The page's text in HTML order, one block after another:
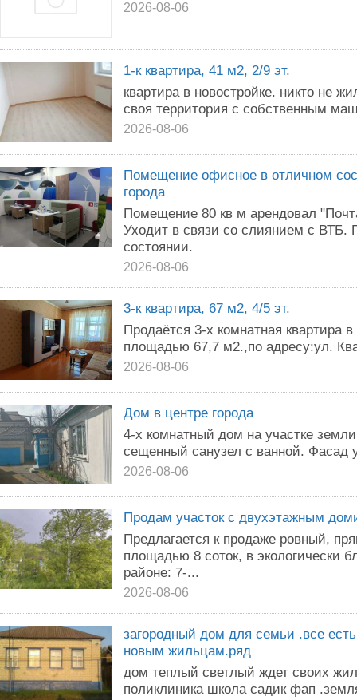
2026-08-06
1-к квартира, 41 м2, 2/9 эт.
квартира в новостройке. никто не
своя территория с собственным
2026-08-06
Помещение офисное в отличном
города
Помещение 80 кв м арендовал
Уходит в связи со слиянием с
состоянии.
2026-08-06
3-к квартира, 67 м2, 4/5 эт.
Продаётся 3-х комнатная квартира
площадью 67,7 м2.,по адресу:ул.
2026-08-06
Дом в центре города
4-х комнатный дом на участке
сещенный санузел с ванной. Фасад
2026-08-06
Продам участок с двухэтажным
Предлагается к продаже ровный,
площадью 8 соток, в экологически
районе: 7-...
2026-08-06
загородный дом для семьи .все
новым жильцам.ряд
дом теплый светлый ждет своих
поликлиника школа садик фап